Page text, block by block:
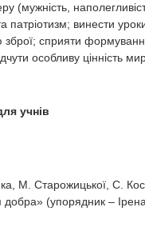
(мужність,
патріотизм; винести
зброї; сприяти
особливу цінність
учнів
М. Старожицької, С.
добра» (упорядник –